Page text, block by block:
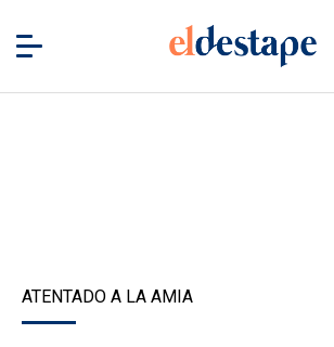
ATENTADO A LA AMIA